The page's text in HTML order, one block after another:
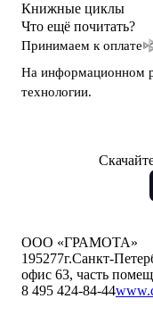
Книжные циклы
Что ещё почитать?
Принимаем к оплате
На информационном
технологии.
ООО «ГРАМОТА»
195277г.Санкт-
офис 63, часть
8 495 424-84-44